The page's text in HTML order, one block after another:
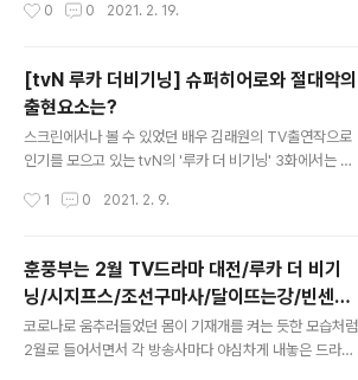
가장 중심을 이루고 있는 것이 황희태(이도현)-김명희(고
이 전부가 아니다라는 멀티버스를 소재로 담고 있는 드라
할 듯하다. 다중세계나 평행이론의 세상이 오히려 더 잘 이
해할 수 있을 법하다. 영화 '나비효과'를 통해서 평행이론이
라는 것을 접하기도 했었는데, 어떤 사람의 특정한 결정에
의해서 세상이 또다른 세상으로 분리될 수 있다는 것이기
도 하다. 매 순간마다 사람들은 결정의 순간에 있게 되는데,
이론일 듯 싶다. 쉽게 이해할 수 있는 영상이 하나 있는데,
0 0 2021. 2. 19.
[tvN 루카 더비기닝] 슈퍼히어로와 절대악의
출현요소는?
스크린에서나 볼 수 있었던 배우 김래원의 TV출연작으로
인기를 모으고 있는 tvN의 '루카 더 비기닝' 3화에서는 흥
는 류중원(안내상) 박사의 날선 학술대회 장면이다. 돌연변
력치를 갖고 있다면 인간은 진화하는 것일까 아니면 진화
된 것일까 하는 명제다. 드라마 '루카 더 비기닝'은 세상을
뒤바꿀 수 있는 능력을 갖고 쫓기는 지오(김래원)라는 특별
한 능력을 가진 캐릭터를 중심으로 전개되는 SF 액션장르
에 해당한다. 인간이 새처럼 날개를 갖게 된다면 하늘을 마
1 0 2021. 2. 9.
훈풍부는 2월 TV드라마 대전/루카 더 비기
닝/시지프스/조선구마사/달이뜨는강/빈센조/
마우스
코로나로 움추러들었던 몸이 기재개를 켜는 듯한 모습처럼
2월로 들어서면서 각 방송사마다 야심차게 내놓은 드라마